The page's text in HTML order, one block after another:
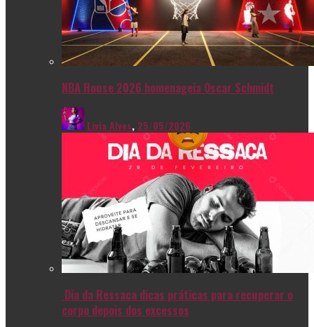
NBA House 2026 homenageia Oscar Schmidt
Livia Alves, 25/05/2026
Dia da Ressaca dicas práticas para recuperar o
corpo depois dos excessos